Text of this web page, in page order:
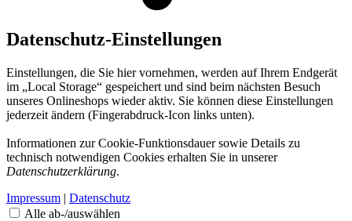
Datenschutz-Einstellungen
Einstellungen, die Sie hier vornehmen, werden auf Ihrem Endgerät
im „Local Storage“ gespeichert und sind beim nächsten Besuch
unseres Onlineshops wieder aktiv. Sie können diese Einstellungen
jederzeit ändern (Fingerabdruck-Icon links unten).
Informationen zur Cookie-Funktionsdauer sowie Details zu
technisch notwendigen Cookies erhalten Sie in unserer
Datenschutzerklärung.
Impressum | Datenschutz
Alle ab-/auswählen